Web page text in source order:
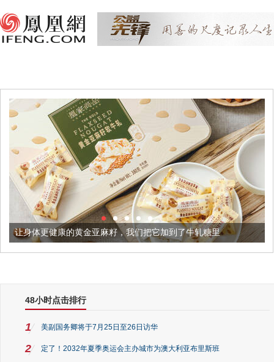
健康的黄金亚麻籽，我们把它加到了牛轧糖里 被列入佛家
48小时点击排行
1 美副国务卿将于7月25日至26日访华
2 定了！2032年夏季奥运会主办城市为澳大利亚布里斯班